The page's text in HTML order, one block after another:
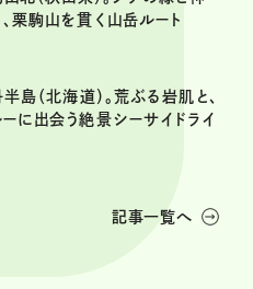
栗駒山を貫く山岳ルート
（北海道）。荒ぶる岩肌と、
に出会う絶景シーサイドライ
記事一覧へ